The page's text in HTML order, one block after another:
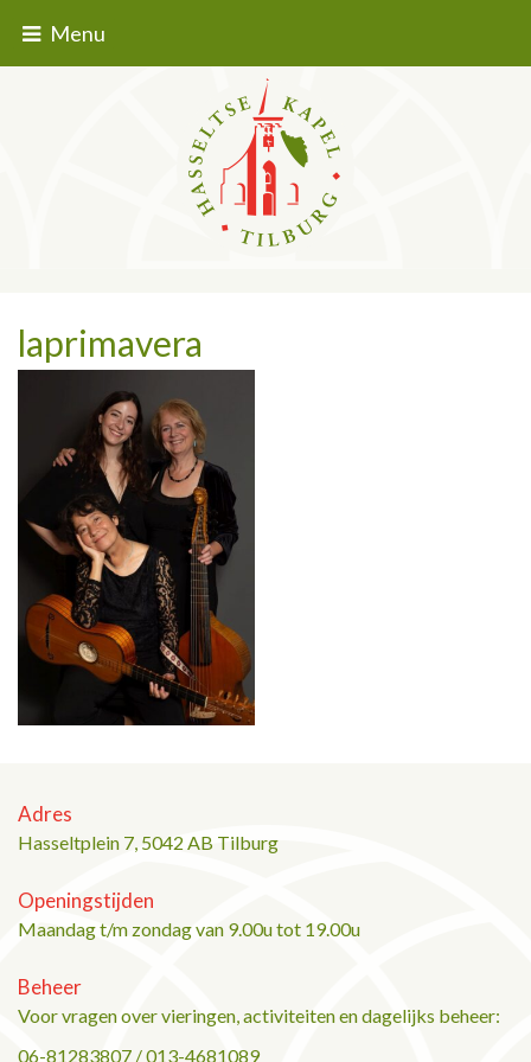
Menu
laprimavera
Adres
Hasseltplein 7, 5042 AB Tilburg
Openingstijden
Maandag t/m zondag van 9.00u tot 19.00u
Beheer
Voor vragen over vieringen, activiteiten en dagelijks beheer:
06-81283807 / 013-4681089